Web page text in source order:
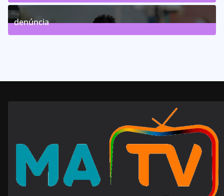
63Posts
denúncia